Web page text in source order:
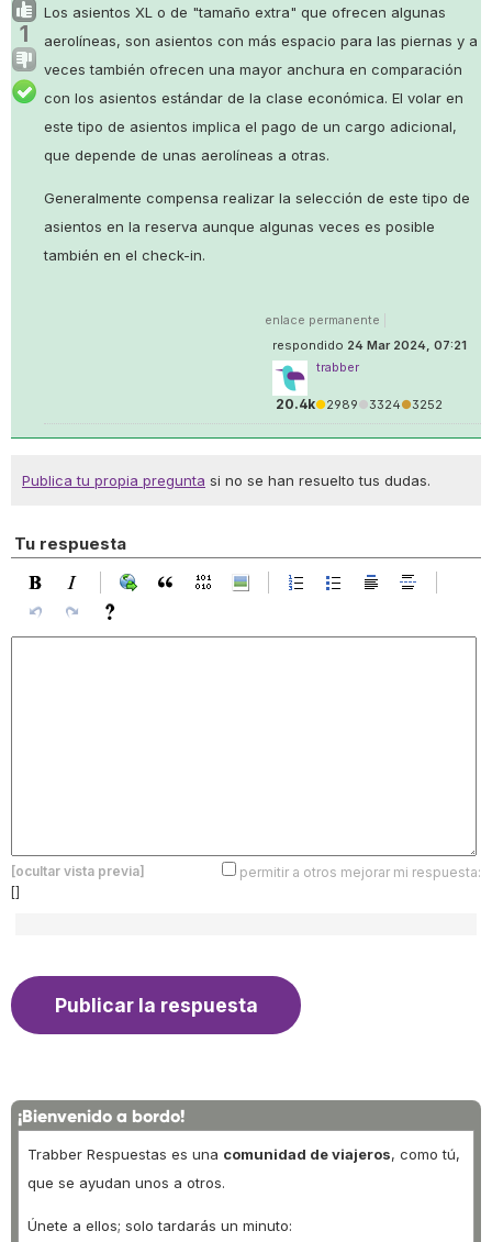
1
Los asientos XL o de "tamaño extra" que ofrecen algunas
aerolíneas, son asientos con más espacio para las piernas y a
veces también ofrecen una mayor anchura en comparación
con los asientos estándar de la clase económica. El volar en
este tipo de asientos implica el pago de un cargo adicional,
que depende de unas aerolíneas a otras.
Generalmente compensa realizar la selección de este tipo de
asientos en la reserva aunque algunas veces es posible
también en el check-in.
enlace permanente
respondido 24 Mar 2024, 07:21
trabber
20.4k●2989●3324●3252
Publica tu propia pregunta si no se han resuelto tus dudas.
Tu respuesta
[ocultar vista previa]
permitir a otros mejorar mi respuesta:
[]
¡Bienvenido a bordo!
Trabber Respuestas es una comunidad de viajeros, como tú,
que se ayudan unos a otros.
Únete a ellos; solo tardarás un minuto: